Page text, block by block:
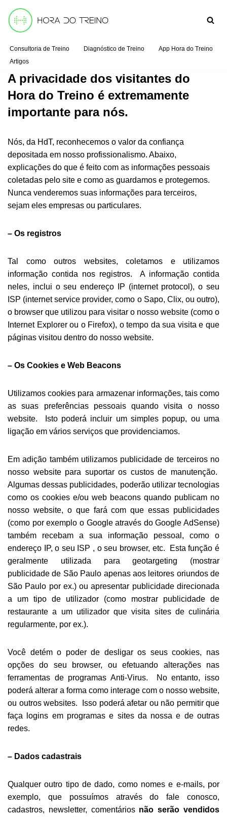
Pular
o
conteúdo
Consultoria de Treino Diagnóstico de Treino
App Hora do Treino
Artigos
A privacidade dos visitantes do
Hora do Treino é extremamente
importante para nós.
Nós, da HdT, reconhecemos o valor da confiança
depositada em nosso profissionalismo. Abaixo,
explicações do que é feito com as informações pessoais
coletadas pelo site e como as guardamos e protegemos.
Nunca venderemos suas informações para terceiros,
sejam eles empresas ou particulares.
– Os registros
Tal como outros websites, coletamos e utilizamos
informação contida nos registros. A informação contida
neles, inclui o seu endereço IP (internet protocol), o seu
ISP (internet service provider, como o Sapo, Clix, ou outro),
o browser que utilizou para visitar o nosso website (como o
Internet Explorer ou o Firefox), o tempo da sua visita e que
páginas visitou dentro do nosso website.
– Os Cookies e Web Beacons
Utilizamos cookies para armazenar informações, tais como
as suas preferências pessoais quando visita o nosso
website. Isto poderá incluir um simples popup, ou uma
ligação em vários serviços que providenciamos.
Em adição também utilizamos publicidade de terceiros no
nosso website para suportar os custos de manutenção.
Algumas dessas publicidades, poderão utilizar tecnologias
como os cookies e/ou web beacons quando publicam no
nosso website, o que fará com que essas publicidades
(como por exemplo o Google através do Google AdSense)
também recebam a sua informação pessoal, como o
endereço IP, o seu ISP , o seu browser, etc. Esta função é
geralmente utilizada para geotargeting (mostrar
publicidade de São Paulo apenas aos leitores oriundos de
São Paulo por ex.) ou apresentar publicidade direcionada
a um tipo de utilizador (como mostrar publicidade de
restaurante a um utilizador que visita sites de culinária
regularmente, por ex.).
Você detém o poder de desligar os seus cookies, nas
opções do seu browser, ou efetuando alterações nas
ferramentas de programas Anti-Virus. No entanto, isso
poderá alterar a forma como interage com o nosso website,
ou outros websites. Isso poderá afetar ou não permitir que
faça logins em programas e sites da nossa e de outras
redes.
– Dados cadastrais
Qualquer outro tipo de dado, como nomes e e-mails, por
exemplo, que possuímos através do fale conosco,
cadastros, newsletter, comentários não serão vendidos